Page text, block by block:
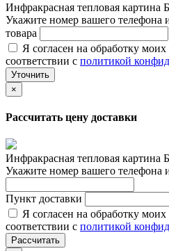
Инфракрасная тепловая картина
Укажите номер вашего
товара
Я согласен на обработку
соответствии с политикой
Уточнить
×
Рассчитать цену доставки
Инфракрасная тепловая картина
Укажите номер вашего телефона
Пункт доставки
Я согласен на обработку
соответствии с политикой
Рассчитать